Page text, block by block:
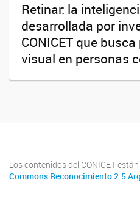
Retinar: la
desarrollada por
CONICET que
visual en personas
Los contenidos del CONICET
Commons Reconocimiento 2.5